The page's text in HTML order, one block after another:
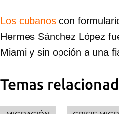
Los cubanos con
Hermes Sánchez López
Miami y sin opción a una
Temas